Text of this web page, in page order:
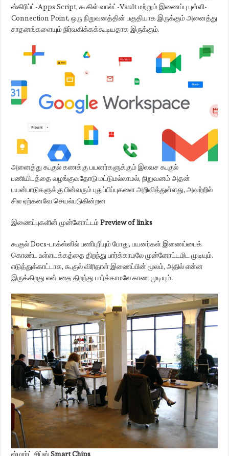
ஸ்கிரிப்ட்-Apps Script, கூகிள் வால்ட்-Vault மற்றும் இணைப்பு புள்ளி-
Connection Point, ஒரு நிறுவனத்தின் பகுதியாக இருக்கும் அனைத்து
சாதனங்களையும் நிர்வகிக்கக்கூடியதாக இருக்கும்.
அனைத்து கூகுல் கணக்கு பயனர்களுக்கும் இலவச கூகுல்
பணியிடத்தை வழங்குவதோடு மட்டுமல்லாமல், நிறுவனம் அதன்
பயன்பாடுகளுக்கு பின்வரும் புதுப்பிப்புகளை அறிவித்துள்ளது, அவற்றில்
சில ஏற்கனவே செயல்படுகின்றன
இணைப்புகளின் முன்னோட்டம்Preview of links
கூகுல் Docs-டாக்ஸ்ஸில் பணிபுரியும் போது, ​​பயனர்கள் இணைப்பைக்
கொண்ட உள்ளடக்கத்தை திறந்து பார்க்காமலே முன்னோட்டமிட முடியும்.
எடுத்துக்காட்டாக, கூகுல் விரிதாள் இணைப்பின் மூலம், அதில் என்ன
இருக்கிறது என்பதை திறந்து பார்க்காமலே காண முடியும்.
ஸ்மார்ட் சிப்ஸ்Smart Chips